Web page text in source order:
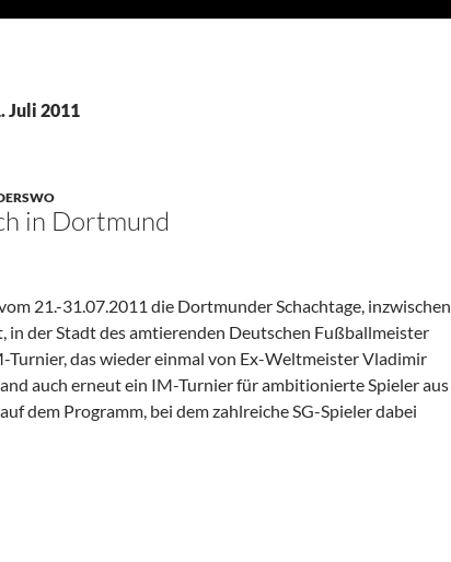
Juli 2011
in Dortmund
21.-31.07.2011 die Dortmunder Schachtage, inzwischen
in der Stadt des amtierenden Deutschen Fußballmeister
Turnier, das wieder einmal von Ex-Weltmeister Vladimir
auch erneut ein IM-Turnier für ambitionierte Spieler aus
dem Programm, bei dem zahlreiche SG-Spieler dabei
Dortmund